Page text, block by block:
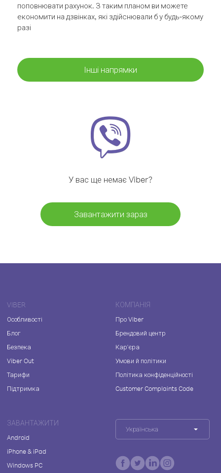
поповнювати рахунок. З таким планом ви можете
економити на дзвінках, які здійснювали б у будь-якому
разі
Інші напрямки
У вас ще немає Viber?
Завантажити зараз
VIBER
Особливості
Блог
Безпека
Viber Out
Тарифи
Підтримка
КОМПАНІЯ
Про Viber
Брендовий центр
Кар'єра
Умови й політики
Політика конфіденційності
Customer Complaints Code
ЗАВАНТАЖИТИ
Android
iPhone & iPad
Windows PC
Українська